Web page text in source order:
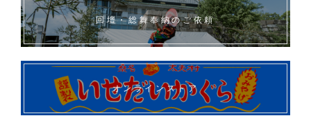
回壇・総舞奉納のご依頼
オンラインストア